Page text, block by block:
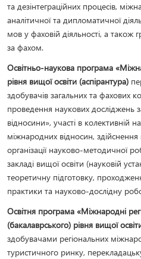
та дезінтеграційних процесів,
аналітичної та дипломатичної
мов у фаховій діяльності, а також
за фахом.
Освітньо-наукова програма
рівня вищої освіти (аспірантура)
здобувачів загальних та фахових
проведення наукових досліджень
відносини», участі в колективній
міжнародних відносин, здійснення
організації науково-методичної
закладі вищої освіти (науковій
теоретичну підготовку,
практики та науково-дослідну
Освітня програма «Міжнародні
(бакалаврського) рівня вищої
здобувачами регіональних
туристичного ринку,